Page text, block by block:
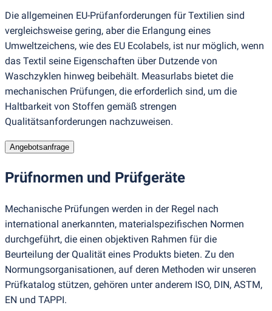
Die allgemeinen EU-Prüfanforderungen für Textilien sind
vergleichsweise gering, aber die Erlangung eines
Umweltzeichens, wie des EU Ecolabels, ist nur möglich, wenn
das Textil seine Eigenschaften über Dutzende von
Waschzyklen hinweg beibehält. Measurlabs bietet die
mechanischen Prüfungen, die erforderlich sind, um die
Haltbarkeit von Stoffen gemäß strengen
Qualitätsanforderungen nachzuweisen.
Angebotsanfrage
Prüfnormen und Prüfgeräte
Mechanische Prüfungen werden in der Regel nach
international anerkannten, materialspezifischen Normen
durchgeführt, die einen objektiven Rahmen für die
Beurteilung der Qualität eines Produkts bieten. Zu den
Normungsorganisationen, auf deren Methoden wir unseren
Prüfkatalog stützen, gehören unter anderem ISO, DIN, ASTM,
EN und TAPPI.